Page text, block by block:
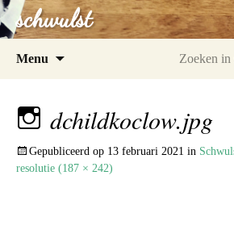
schwulst
Menu
dchildkoclow.jpg
Gepubliceerd op 13 februari 2021 in
resolutie (187 × 242)